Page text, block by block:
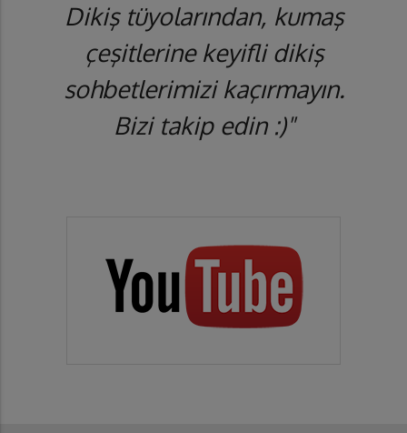
Dikiş tüyolarından, kumaş
çeşitlerine keyifli dikiş
sohbetlerimizi kaçırmayın.
Bizi takip edin :)"